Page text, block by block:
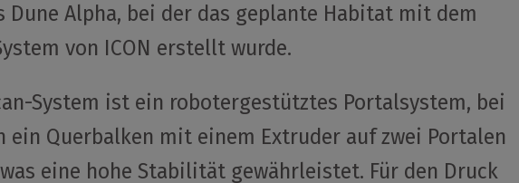
Dune Alpha, bei der das geplante Habitat mit dem
von ICON erstellt wurde.
System ist ein robotergestütztes Portalsystem, bei
ein Querbalken mit einem Extruder auf zwei Portalen
eine hohe Stabilität gewährleistet. Für den Druck